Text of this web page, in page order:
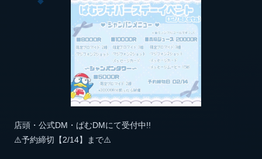
店頭・公式DM・ぱむDMにて受付中!!
⚠️予約締切【2/14】まで⚠️